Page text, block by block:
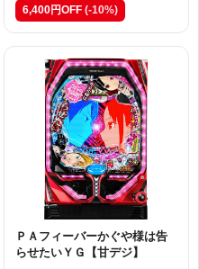
6,400円OFF (-10%)
ＰＡフィーバーかぐや様は告
らせたいＹＧ【甘デジ】